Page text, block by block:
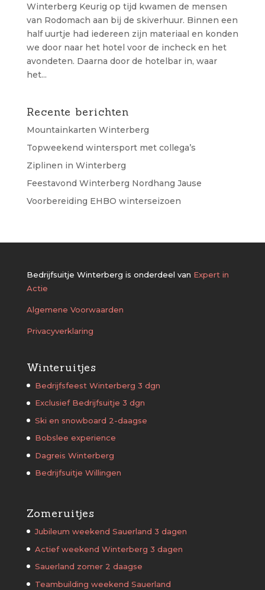
Winterberg Keurig op tijd kwamen de mensen
van Rodomach aan bij de skiverhuur. Binnen een
half uurtje had iedereen zijn materiaal en konden
we door naar het hotel voor de incheck en het
avondeten. Daarna door de hotelbar in, waar
het...
Recente berichten
Mountainkarten Winterberg
Topweekend wintersport met collega’s
Ziplinen in Winterberg
Feestavond Winterberg Nordhang Jause
Voorbereiding EHBO winterseizoen
Bedrijfsuitje Winterberg is onderdeel van Expert in
Actie
Algemene Voorwaarden
Privacyverklaring
Winteruitjes
Bedrijfsfeest Winterberg 3 dgn
Exclusief Bedrijfsuitje 3 dgn
Ski en snowboard 2-daagse
Bobslee experience
Dagreis Winterberg
Bedrijfsuitje Willingen
Zomeruitjes
Jubileum weekend Sauerland 3 dagen
Actief weekend Winterberg 3 dagen
Sauerland zomer 2 daagse
Teambuilding weekend Sauerland